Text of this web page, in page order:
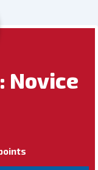
Novice